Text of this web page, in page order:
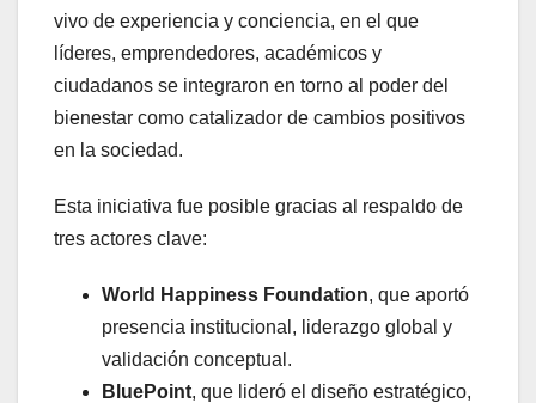
vivo de experiencia y conciencia, en el que
líderes, emprendedores, académicos y
ciudadanos se integraron en torno al poder del
bienestar como catalizador de cambios positivos
en la sociedad.
Esta iniciativa fue posible gracias al respaldo de
tres actores clave:
World Happiness Foundation, que aportó
presencia institucional, liderazgo global y
validación conceptual.
BluePoint, que lideró el diseño estratégico,